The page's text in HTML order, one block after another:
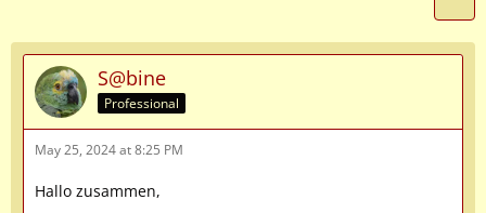
S@bine
Professional
May 25, 2024 at 8:25 PM
Hallo zusammen,